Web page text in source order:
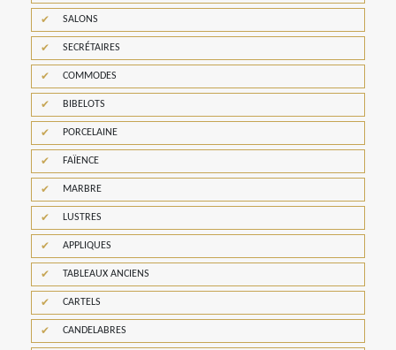
SALONS
SECRÉTAIRES
COMMODES
BIBELOTS
PORCELAINE
FAÏENCE
MARBRE
LUSTRES
APPLIQUES
TABLEAUX ANCIENS
CARTELS
CANDELABRES